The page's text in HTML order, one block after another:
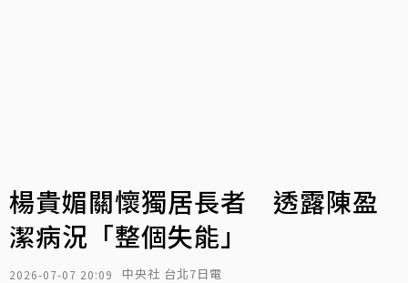
楊貴媚關懷獨居長者 透露陳盈
潔病況「整個失能」
2026-07-07 20:09 中央社 台北7日電